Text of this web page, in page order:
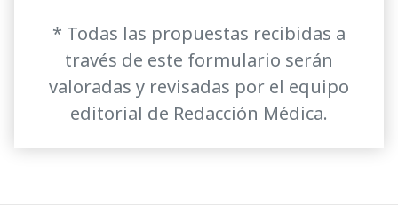
* Todas las propuestas recibidas a
través de este formulario serán
valoradas y revisadas por el equipo
editorial de Redacción Médica.